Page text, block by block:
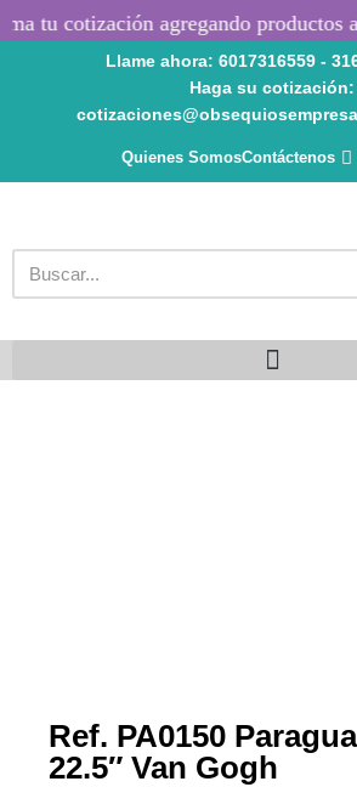
contenido
tu cotización agregando productos
Llame ahora: 6017316559 -
Haga su cotización:
Quienes SomosContáctenos
Ref. PA0150
22.5″ Van Gogh